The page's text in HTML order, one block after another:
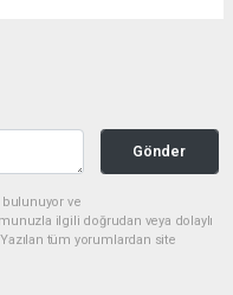
Gönder
bulunuyor ve
ilgili doğrudan veya dolaylı
tüm yorumlardan site